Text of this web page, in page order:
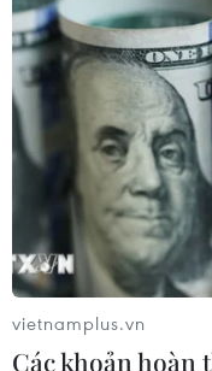
Thanh Hóa:
tâm tiếp cận
Việt Nam vượt
ứng dụng AI
Đắk Lắk phát
chuẩn hóa dữ
Đổi mới công
số quản lý
Thủ tướng Lê
vietnamplus.vn
Các khoản hoàn